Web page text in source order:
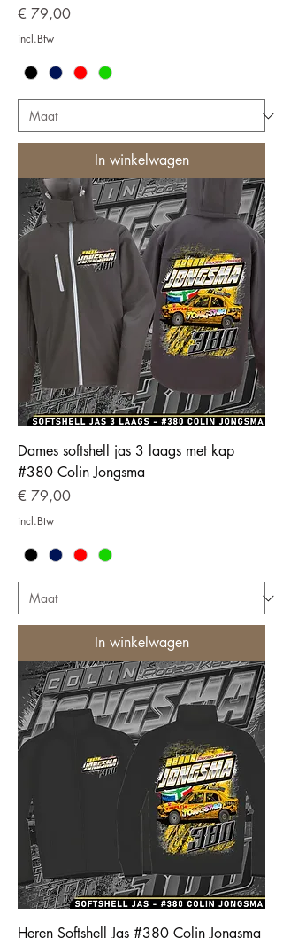
Prijs
€ 79,00
incl.Btw
In winkelwagen
Dames softshell jas 3 laags met kap
#380 Colin Jongsma
Prijs
€ 79,00
incl.Btw
In winkelwagen
Heren Softshell Jas #380 Colin Jongsma